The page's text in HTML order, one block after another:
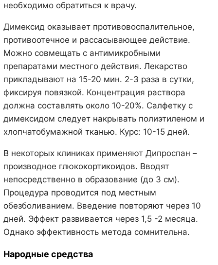
необходимо обратиться к врачу.
Димексид оказывает противовоспалительное,
противоотечное и рассасывающее действие.
Можно совмещать с антимикробными
препаратами местного действия. Лекарство
прикладывают на 15-20 мин. 2-3 раза в сутки,
фиксируя повязкой. Концентрация раствора
должна составлять около 10-20%. Салфетку с
димексидом следует накрывать полиэтиленом и
хлопчатобумажной тканью. Курс: 10-15 дней.
В некоторых клиниках применяют Дипроспан –
производное глюкокортикоидов. Вводят
непосредственно в образование (до 3 см).
Процедура проводится под местным
обезболиванием. Введение повторяют через 10
дней. Эффект развивается через 1,5 -2 месяца.
Однако эффективность метода сомнительна.
Народные средства